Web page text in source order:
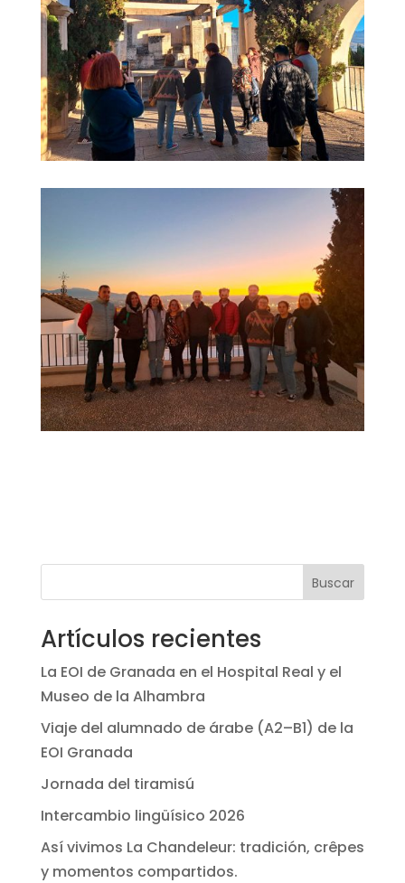
Buscar
Artículos recientes
La EOI de Granada en el Hospital Real y el
Museo de la Alhambra
Viaje del alumnado de árabe (A2–B1) de la
EOI Granada
Jornada del tiramisú
Intercambio lingüísico 2026
Así vivimos La Chandeleur: tradición, crêpes
y momentos compartidos.